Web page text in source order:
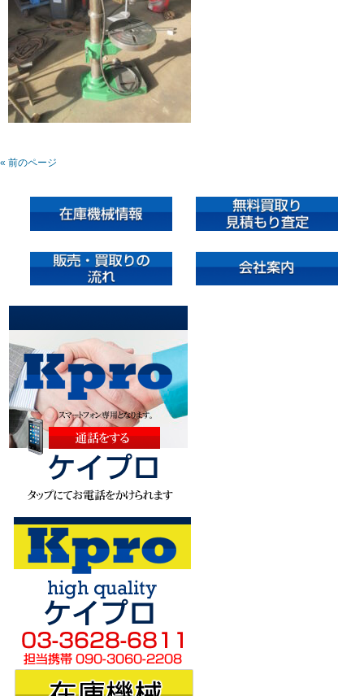
« 前のページ